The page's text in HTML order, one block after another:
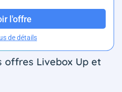
l'offre
de détails
offres Livebox Up et